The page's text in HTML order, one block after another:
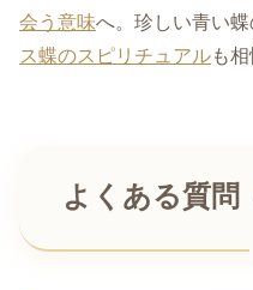
会う意味へ。珍しい青い蝶
ス蝶のスピリチュアルも
よくある質問